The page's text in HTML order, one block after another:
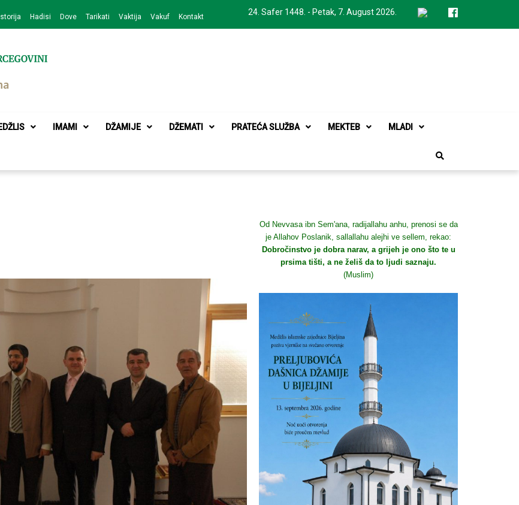
24. Safer 1448. - Petak, 7. August 2026.
Hadisi Dove Tarikati Vaktija Vakuf Kontakt
Bijeljina
IMAMI DŽAMIJE DŽEMATI PRATEĆA SLUŽBA MEKTEB MLADI
Od Nevvasa ibn Sem'ana, radijallahu anhu, prenosi se da
je Allahov Poslanik, sallallahu alejhi ve sellem, rekao:
Dobročinstvo je dobra narav, a grijeh je ono što te u
prsima tišti, a ne želiš da to ljudi saznaju.
(Muslim)